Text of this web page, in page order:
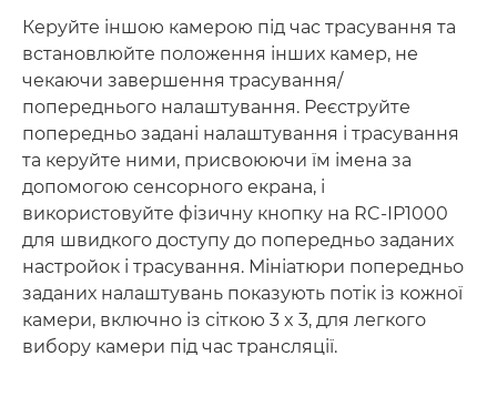
Керуйте іншою камерою під час трасування та
встановлюйте положення інших камер, не
чекаючи завершення трасування/
попереднього налаштування. Реєструйте
попередньо задані налаштування і трасування
та керуйте ними, присвоюючи їм імена за
допомогою сенсорного екрана, і
використовуйте фізичну кнопку на RC-IP1000
для швидкого доступу до попередньо заданих
настройок і трасування. Мініатюри попередньо
заданих налаштувань показують потік із кожної
камери, включно із сіткою 3 x 3, для легкого
вибору камери під час трансляції.